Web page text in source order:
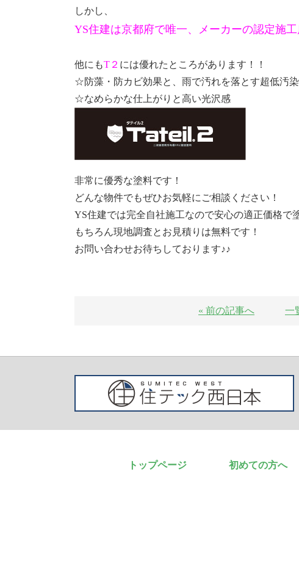
しかし、
YS住建は京都府で唯一、メーカーの認定施
他にもT２ には優れたところがあります！！
☆防藻・防カビ効果と、雨で汚れを落とす超低汚
☆なめらかな仕上がりと高い光沢感
非常に優秀な塗料です！
どんな物件でもぜひお気軽にご相談ください！
YS住建では完全自社施工なので安心の適正価格で
もちろん現地調査とお見積りは無料です！
お問い合わせお待ちしております♪♪
« 前の記事へ 一
トップページ 初めての方へ